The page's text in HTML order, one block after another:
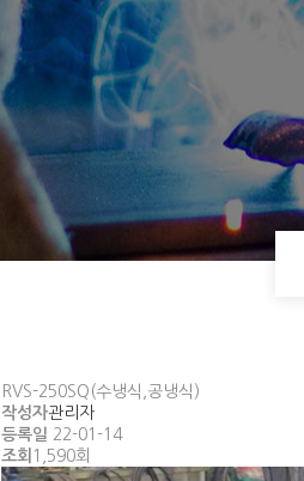
RVS-250SQ(수냉식,공냉식)
작성자관리자
등록일 22-01-14
조회 1,590회